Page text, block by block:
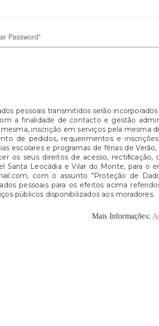
pessoais transmitidos serão
a finalidade de contacto e gestão
inscrição em serviços pela mesma
de pedidos, requerimentos e
escolares e programas de férias de
os seus direitos de acesso, rectiﬁcação,
Santa Leocádia e Vilar do Monte, para o
com o assunto "Proteção de
pessoais para os efeitos acima
públicos disponibilizados aos moradores.
Mais Informações: